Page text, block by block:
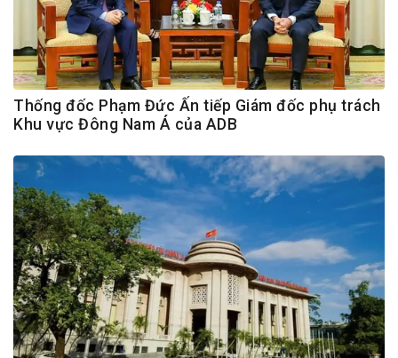
Thống đốc Phạm Đức Ấn tiếp Giám đốc phụ trách
Khu vực Đông Nam Á của ADB